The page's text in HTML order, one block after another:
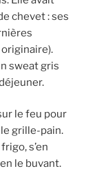
chevet : ses
sweat gris
le feu pour
grille-pain.
s’en
le buvant.